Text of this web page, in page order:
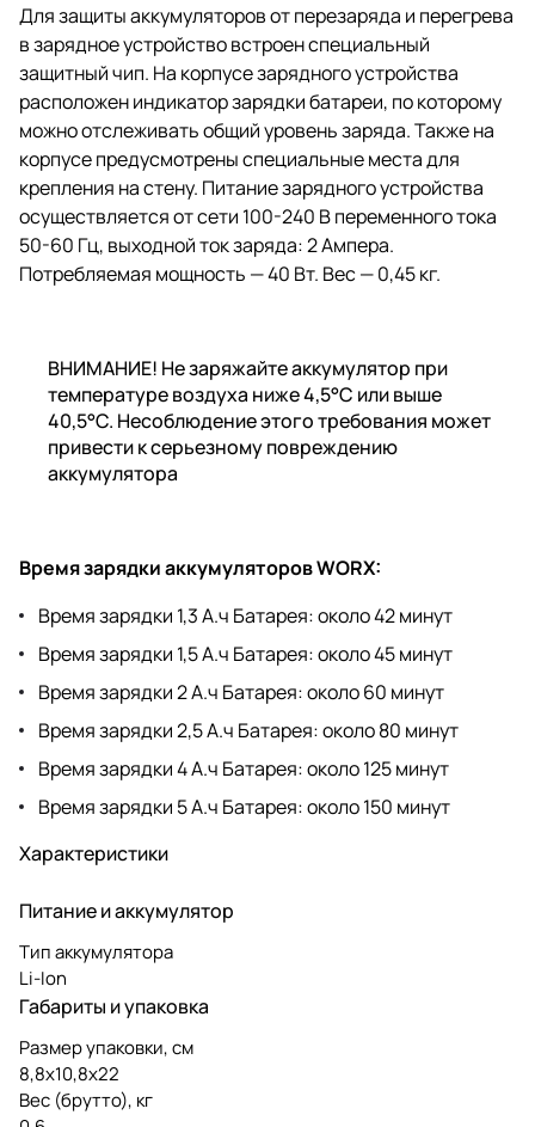
Для защиты аккумуляторов от перезаряда и перегрева
в зарядное устройство встроен специальный
защитный чип. На корпусе зарядного устройства
расположен индикатор зарядки батареи, по которому
можно отслеживать общий уровень заряда. Также на
корпусе предусмотрены специальные места для
крепления на стену. Питание зарядного устройства
осуществляется от сети 100-240 В переменного тока
50-60 Гц, выходной ток заряда: 2 Ампера.
Потребляемая мощность — 40 Вт. Вес — 0,45 кг.
ВНИМАНИЕ! Не заряжайте аккумулятор при
температуре воздуха ниже 4,5°C или выше
40,5°C. Несоблюдение этого требования может
привести к серьезному повреждению
аккумулятора
Время зарядки аккумуляторов WORX:
Время зарядки 1,3 А.ч Батарея: около 42 минут
Время зарядки 1,5 А.ч Батарея: около 45 минут
Время зарядки 2 А.ч Батарея: около 60 минут
Время зарядки 2,5 А.ч Батарея: около 80 минут
Время зарядки 4 А.ч Батарея: около 125 минут
Время зарядки 5 А.ч Батарея: около 150 минут
Характеристики
Питание и аккумулятор
Тип аккумулятора
Li-Ion
Габариты и упаковка
Размер упаковки, см
8,8х10,8х22
Вес (брутто), кг